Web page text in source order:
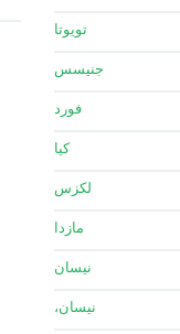
تويوتا
جنيسس
فورد
كيا
لكزس
مازدا
نيسان
نيسان،